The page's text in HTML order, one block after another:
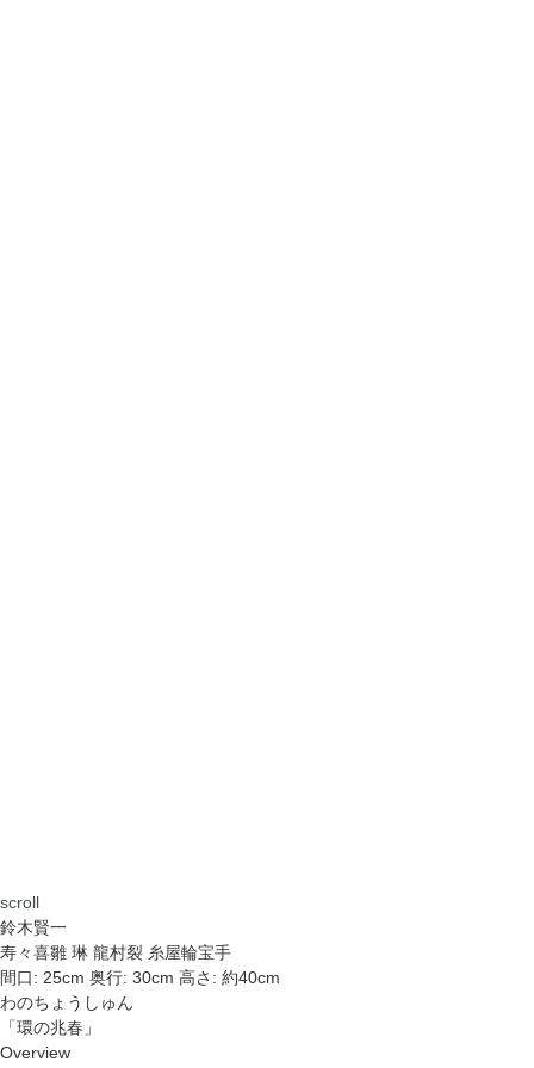
scroll
鈴木賢一
寿々喜雛 琳 龍村裂 糸屋輪宝手
間口: 25cm 奥行: 30cm 高さ: 約40cm
わのちょうしゅん
「環の兆春」
Overview